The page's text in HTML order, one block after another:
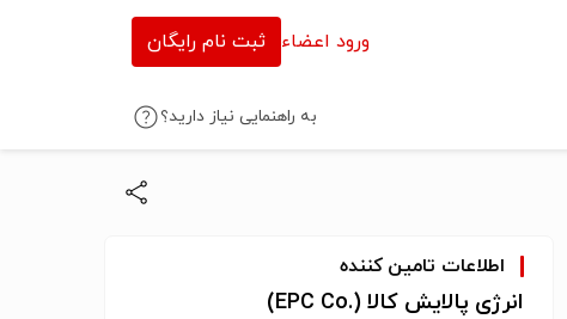
ورود اعضاء ثبت نام رایگان
به راهنمایی نیاز دارید؟
اطلاعات تامین کننده
انرژی پالایش کالا (.EPC Co)